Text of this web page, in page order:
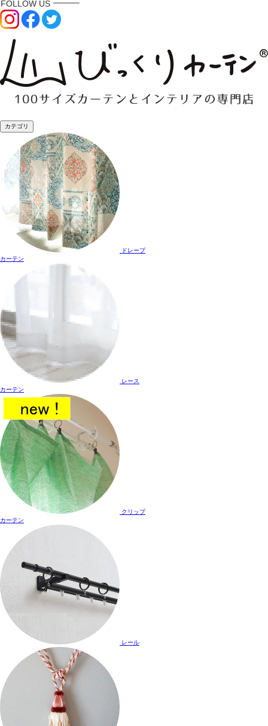
カテゴリ
ドレープ
カーテン
レース
カーテン
クリップ
カーテン
レール